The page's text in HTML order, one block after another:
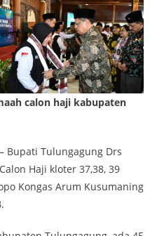
calon haji kabupaten
Bupati Tulungagung Drs
Haji kloter 37,38, 39
Kongas Arum Kusumaning